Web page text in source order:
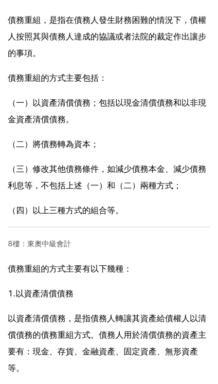
債務重組，是指在債務人發生財務困難的情況下，債權
人按照其與債務人達成的協議或者法院的裁定作出讓步
的事項。
債務重組的方式主要包括：
（一）以資產清償債務；包括以現金清償債務和以非現
金資產清償債務。
（二）將債務轉為資本；
（三）修改其他債務條件，如減少債務本金、減少債務
利息等，不包括上述（一）和（二）兩種方式；
（四）以上三種方式的組合等。
8樓：東奧中級會計
債務重組的方式主要有以下幾種：
1.以資產清償債務
以資產清償債務，是指債務人轉讓其資產給債權人以清
償債務的債務重組方式。債務人用於清償債務的資產主
要有：現金、存貨、金融資產、固定資產、無形資產
等。